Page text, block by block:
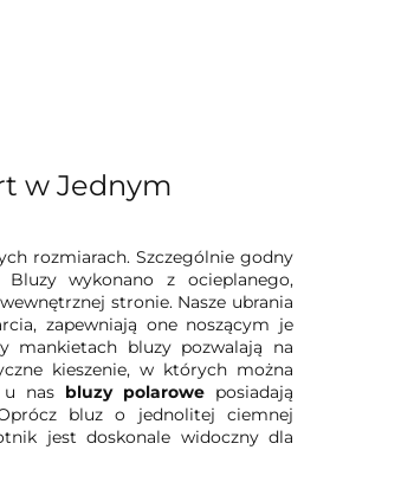
w Jednym
rozmiarach. Szczególnie godny
wykonano z ocieplanego,
stronie. Nasze ubrania
zapewniają one noszącym je
mankietach bluzy pozwalają na
kieszenie, w których można
u nas bluzy polarowe posiadają
bluz o jednolitej ciemnej
jest doskonale widoczny dla